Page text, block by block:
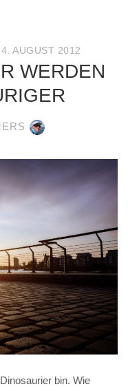
4. AUGUST 2012
WERDEN
bin. Wie